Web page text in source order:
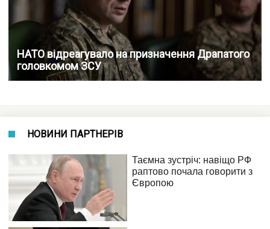
НАТО відреагувало на призначення Драпатого
головкомом ЗСУ
НОВИНИ ПАРТНЕРІВ